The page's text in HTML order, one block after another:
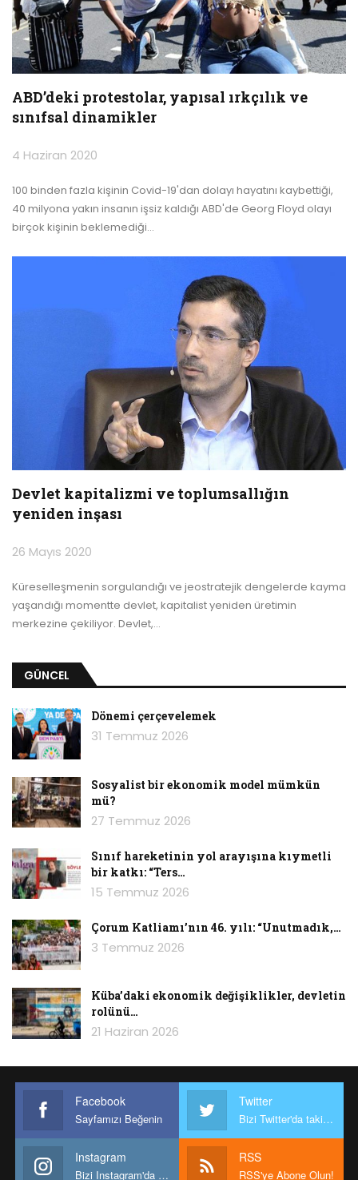
ABD’deki protestolar, yapısal ırkçılık ve
sınıfsal dinamikler
4 Haziran 2020
100 binden fazla kişinin Covid-19'dan dolayı hayatını kaybettiği,
40 milyona yakın insanın işsiz kaldığı ABD'de Georg Floyd olayı
birçok kişinin beklemediği…
Devlet kapitalizmi ve toplumsallığın
yeniden inşası
26 Mayıs 2020
Küreselleşmenin sorgulandığı ve jeostratejik dengelerde kayma
yaşandığı momentte devlet, kapitalist yeniden üretimin
merkezine çekiliyor. Devlet,…
GÜNCEL
Dönemi çerçevelemek
31 Temmuz 2026
Sosyalist bir ekonomik model mümkün
mü?
27 Temmuz 2026
Sınıf hareketinin yol arayışına kıymetli
bir katkı: “Ters…
15 Temmuz 2026
Çorum Katliamı’nın 46. yılı: “Unutmadık,…
3 Temmuz 2026
Küba’daki ekonomik değişiklikler, devletin
rolünü…
21 Haziran 2026
Facebook
Sayfamızı Beğenin
Twitter
Bizi Twitter'da takip edin
Instagram
Bizi Instagram'da takip edin
RSS
RSS'ye Abone Olun!